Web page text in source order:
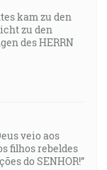
Ježiš
či ma miluješ, viac
ty vieš, že ťa
jahniatka! A
vieš, že ťa mám
pastier moje
Jonášov, či ma
kam zu den
zu den
des HERRN
veio aos
filhos rebeldes
do SENHOR!”